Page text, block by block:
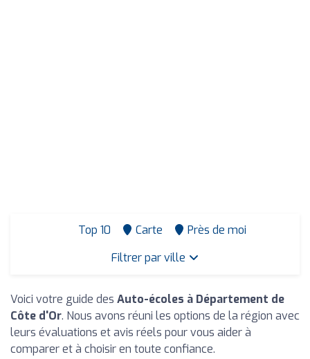
Top 10 Carte
Près de moi
Filtrer par ville
Voici votre guide des Auto-écoles à Département de
Côte d'Or. Nous avons réuni les options de la région avec
leurs évaluations et avis réels pour vous aider à
comparer et à choisir en toute confiance.